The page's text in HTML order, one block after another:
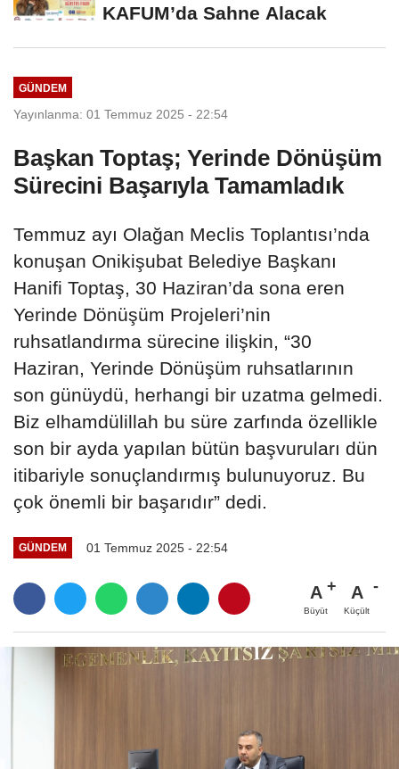
KAFUM’da Sahne Alacak
GÜNDEM
Yayınlanma: 01 Temmuz 2025 - 22:54
Başkan Toptaş; Yerinde Dönüşüm
Sürecini Başarıyla Tamamladık
Temmuz ayı Olağan Meclis Toplantısı’nda
konuşan Onikişubat Belediye Başkanı
Hanifi Toptaş, 30 Haziran’da sona eren
Yerinde Dönüşüm Projeleri’nin
ruhsatlandırma sürecine ilişkin, “30
Haziran, Yerinde Dönüşüm ruhsatlarının
son günüydü, herhangi bir uzatma gelmedi.
Biz elhamdülillah bu süre zarfında özellikle
son bir ayda yapılan bütün başvuruları dün
itibariyle sonuçlandırmış bulunuyoruz. Bu
çok önemli bir başarıdır” dedi.
GÜNDEM 01 Temmuz 2025 - 22:54
A
Büyüt
A
Küçült